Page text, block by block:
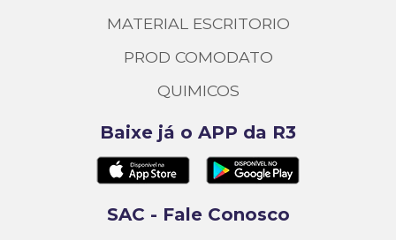
MATERIAL ESCRITORIO
PROD COMODATO
QUIMICOS
Baixe já o APP da R3
SAC - Fale Conosco